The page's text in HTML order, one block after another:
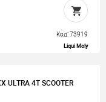
Код: 73919
Liqui Moly
4T SCOOTER